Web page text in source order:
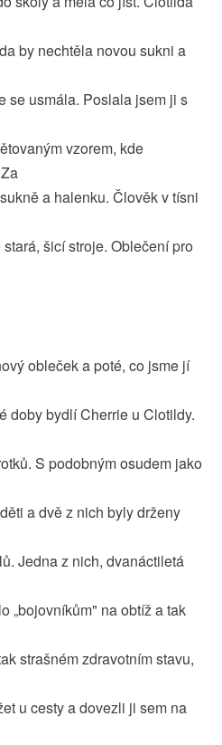
by nechtěla novou sukni a
se usmála. Poslala jsem ji s
vzorem, kde
a halenku. Člověk v tísni
šicí stroje. Oblečení pro
obleček a poté, co jsme jí
doby bydlí Cherrie u Clotildy.
S podobným osudem jako
a dvě z nich byly drženy
Jedna z nich, dvanáctiletá
„bojovníkům" na obtíž a tak
strašném zdravotním stavu,
u cesty a dovezli ji sem na